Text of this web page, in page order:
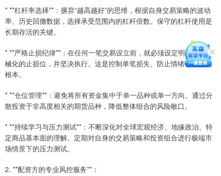
* **杠杆率选择**：摒弃“越高越好”的思维，根据自身交易策略的波动
率、历史回撤数据，选择承受范围内的杠杆倍数。保守的杠杆使用是
长期存活的关键。
* **严格止损纪律**：在任何一笔交易设立前，就必须设定明确的、机
械化的止损位，并坚决执行。这是控制单笔损失、防止情绪化操作的
根本。
* **仓位管理**：避免将所有资金集中于单一品种或单一方向。通过分
散投资于非高度相关的期货品种，降低整体组合的风险敞口。
* **持续学习与压力测试**：不断深化对全球宏观经济、地缘政治、特
定商品基本面的理解。定期对自身的交易策略和投资组合进行极端市
场情景下的压力测试。
2. **配资方的专业风控服务**：